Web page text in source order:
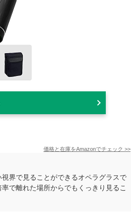
価格と在庫をAmazonでチェック >>
界で見ることができるオペラグラスで
で離れた場所からでもくっきり見るこ